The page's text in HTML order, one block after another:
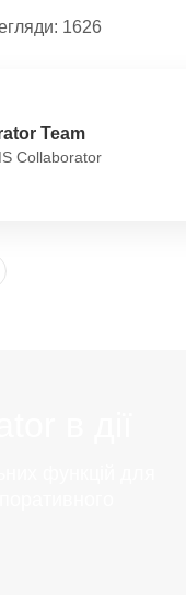
1626
Team
Collaborator